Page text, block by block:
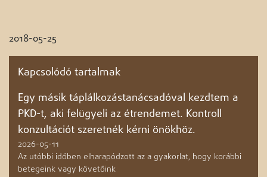
2018-05-25
Kapcsolódó tartalmak
Egy másik táplálkozástanácsadóval kezdtem a
PKD-t, aki felügyeli az étrendemet. Kontroll
konzultációt szeretnék kérni önökhöz.
2026-05-11
Az utóbbi időben elharapódzott az a gyakorlat, hogy korábbi
betegeink vagy követőink